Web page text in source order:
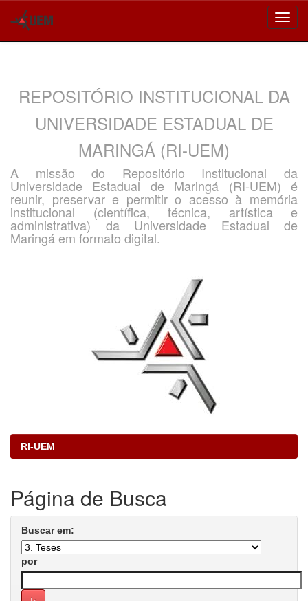
REPOSITÓRIO INSTITUCIONAL DA
UNIVERSIDADE ESTADUAL DE
MARINGÁ (RI-UEM)
A missão do Repositório Institucional da
Universidade Estadual de Maringá (RI-UEM) é
reunir, preservar e permitir o acesso à memória
institucional (científica, técnica, artística e
administrativa) da Universidade Estadual de
Maringá em formato digital.
RI-UEM
Página de Busca
Buscar em:
por